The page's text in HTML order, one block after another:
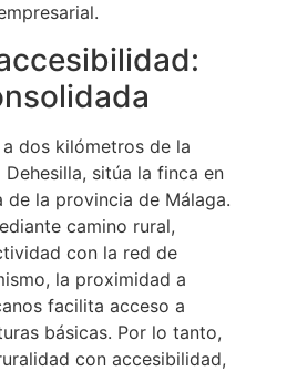
dos kilómetros de la
sitúa la finca en
de la provincia de Málaga.
camino rural,
con la red de
la proximidad a
facilita acceso a
básicas. Por lo tanto,
con accesibilidad,